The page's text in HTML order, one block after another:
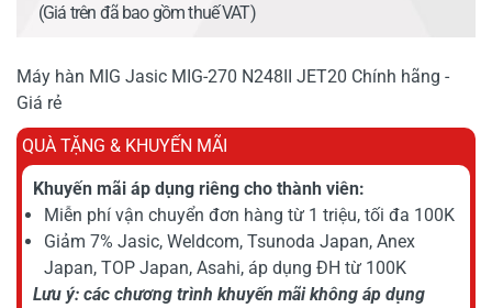
(Giá trên đã bao gồm thuế VAT)
Máy hàn MIG Jasic MIG-270 N248II JET20 Chính hãng -
Giá rẻ
QUÀ TẶNG & KHUYẾN MÃI
Khuyến mãi áp dụng riêng cho thành viên:
Miễn phí vận chuyển đơn hàng từ 1 triệu, tối đa 100K
Giảm 7% Jasic, Weldcom, Tsunoda Japan, Anex
Japan, TOP Japan, Asahi, áp dụng ĐH từ 100K
Lưu ý: các chương trình khuyến mãi không áp dụng